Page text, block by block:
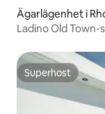
Ägarlägenhet i
Ladino Old Town-
Superhost
Superhost